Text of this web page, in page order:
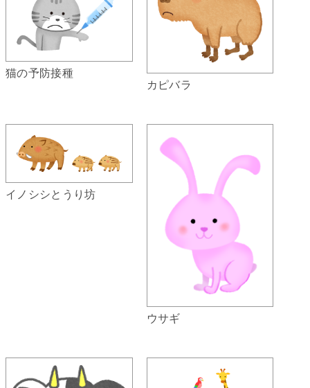
猫の予防接種
カピバラ
イノシシとうり坊
ウサギ